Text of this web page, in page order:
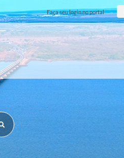
Faça seu login no portal